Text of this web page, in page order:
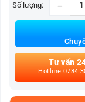
Số lượng:
Loa
Tư vấn
Hotline:0784